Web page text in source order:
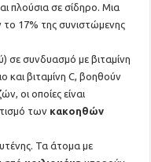
πλούσια σε σίδηρο. Μια
17% της συνιστώμενης
σε συνδυασμό με βιταμίνη
και βιταμίνη C, βοηθούν
οι οποίες είναι
των κακοηθών
Τα άτομα με